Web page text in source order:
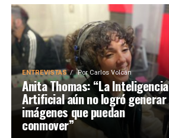
ENTREVISTAS Por Carlos Volcán
Anita Thomas: “La Inteligencia
Artificial aún no logró generar
imágenes que puedan
conmover”